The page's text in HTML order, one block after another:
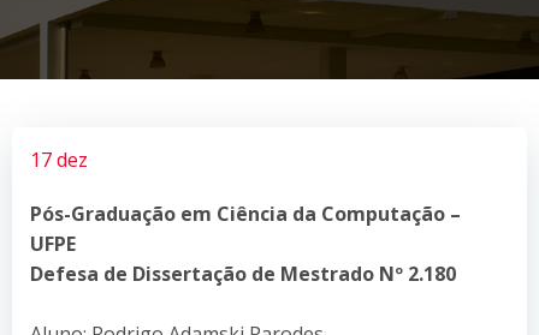
17 dez
Pós-Graduação em Ciência da Computação –
UFPE
Defesa de Dissertação de Mestrado Nº 2.180